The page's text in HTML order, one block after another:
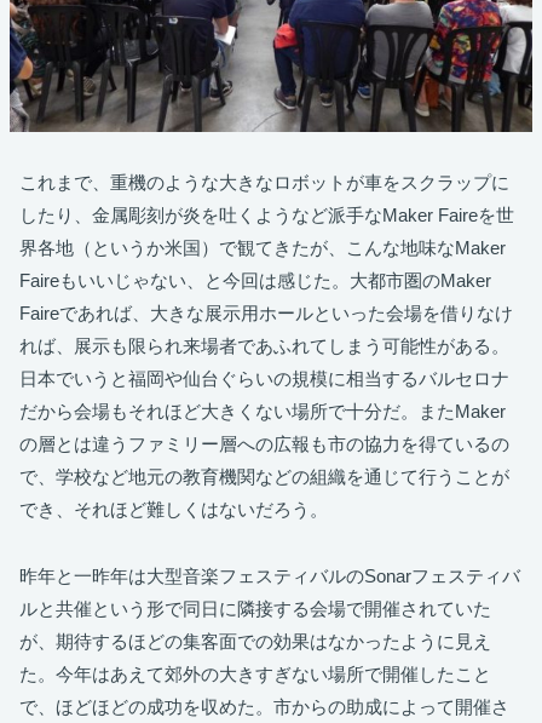
これまで、重機のような大きなロボットが車をスクラップに
したり、金属彫刻が炎を吐くようなど派手なMaker Faireを世
界各地（というか米国）で観てきたが、こんな地味なMaker
Faireもいいじゃない、と今回は感じた。大都市圏のMaker
Faireであれば、大きな展示用ホールといった会場を借りなけ
れば、展示も限られ来場者であふれてしまう可能性がある。
日本でいうと福岡や仙台ぐらいの規模に相当するバルセロナ
だから会場もそれほど大きくない場所で十分だ。またMaker
の層とは違うファミリー層への広報も市の協力を得ているの
で、学校など地元の教育機関などの組織を通じて行うことが
でき、それほど難しくはないだろう。
昨年と一昨年は大型音楽フェスティバルのSonarフェスティバ
ルと共催という形で同日に隣接する会場で開催されていた
が、期待するほどの集客面での効果はなかったように見え
た。今年はあえて郊外の大きすぎない場所で開催したこと
で、ほどほどの成功を収めた。市からの助成によって開催さ